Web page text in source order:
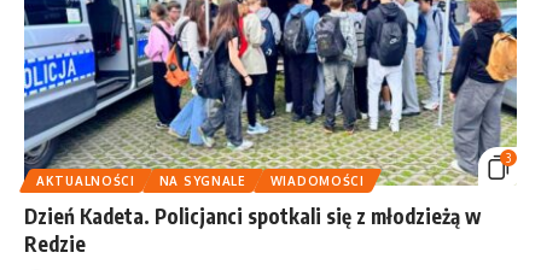
3
AKTUALNOŚCI
NA SYGNALE WIADOMOŚCI
Dzień Kadeta. Policjanci spotkali się z młodzieżą w
Redzie